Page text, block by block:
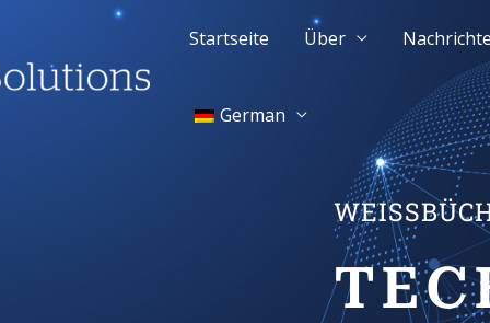
Startseite Über
German